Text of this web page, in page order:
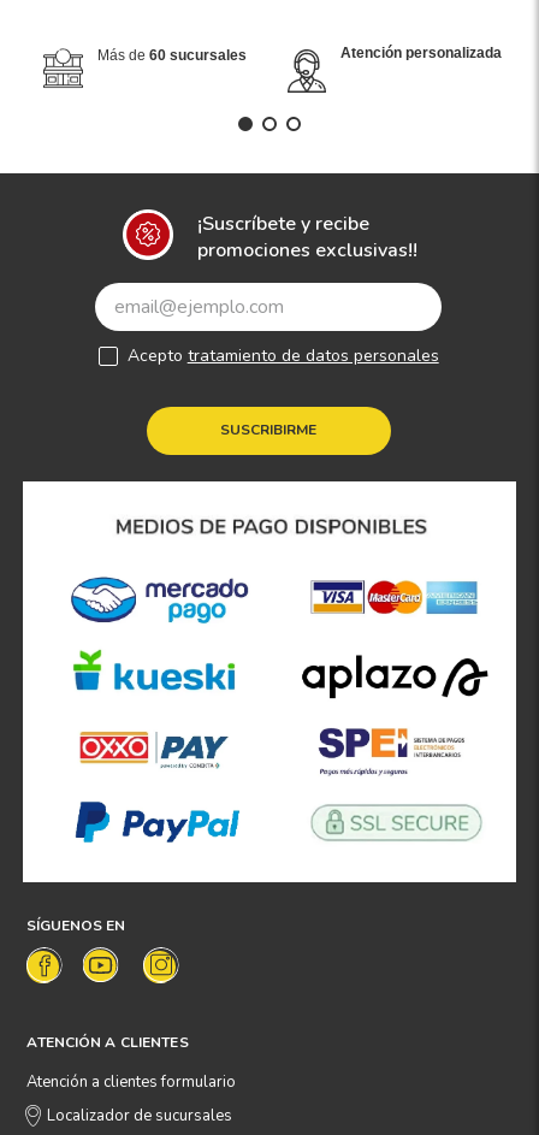
Más de 60 sucursales Atención personalizada
¡Suscríbete y recibe
promociones exclusivas!!
SUSCRIBIRME
Acepto tratamiento de datos personales
SÍGUENOS EN
ATENCIÓN A CLIENTES
Atención a clientes formulario
Localizador de sucursales